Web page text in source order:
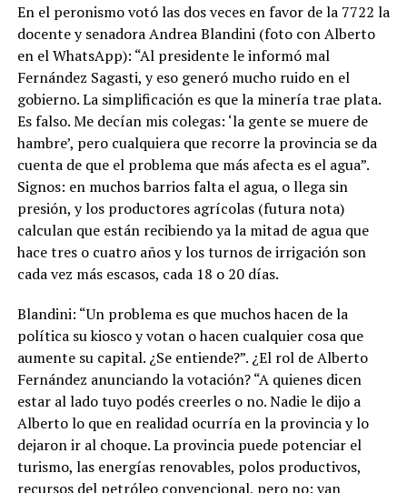
En el peronismo votó las dos veces en favor de la 7722 la
docente y senadora Andrea Blandini (foto con Alberto
en el WhatsApp): “Al presidente le informó mal
Fernández Sagasti, y eso generó mucho ruido en el
gobierno. La simplificación es que la minería trae plata.
Es falso. Me decían mis colegas: ‘la gente se muere de
hambre’, pero cualquiera que recorre la provincia se da
cuenta de que el problema que más afecta es el agua”.
Signos: en muchos barrios falta el agua, o llega sin
presión, y los productores agrícolas (futura nota)
calculan que están recibiendo ya la mitad de agua que
hace tres o cuatro años y los turnos de irrigación son
cada vez más escasos, cada 18 o 20 días.
Blandini: “Un problema es que muchos hacen de la
política su kiosco y votan o hacen cualquier cosa que
aumente su capital. ¿Se entiende?”. ¿El rol de Alberto
Fernández anunciando la votación? “A quienes dicen
estar al lado tuyo podés creerles o no. Nadie le dijo a
Alberto lo que en realidad ocurría en la provincia y lo
dejaron ir al choque. La provincia puede potenciar el
turismo, las energías renovables, polos productivos,
recursos del petróleo convencional, pero no: van